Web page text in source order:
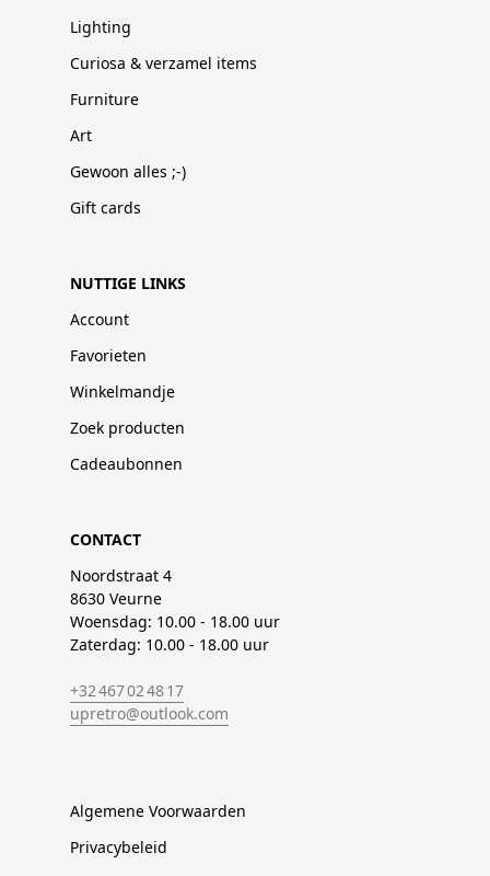
Lighting
Curiosa & verzamel items
Furniture
Art
Gewoon alles ;-)
Gift cards
NUTTIGE LINKS
Account
Favorieten
Winkelmandje
Zoek producten
Cadeaubonnen
CONTACT
Noordstraat 4
8630 Veurne
Woensdag: 10.00 - 18.00 uur
Zaterdag: 10.00 - 18.00 uur
+32 467 02 48 17
upretro@outlook.com
Algemene Voorwaarden
Privacybeleid